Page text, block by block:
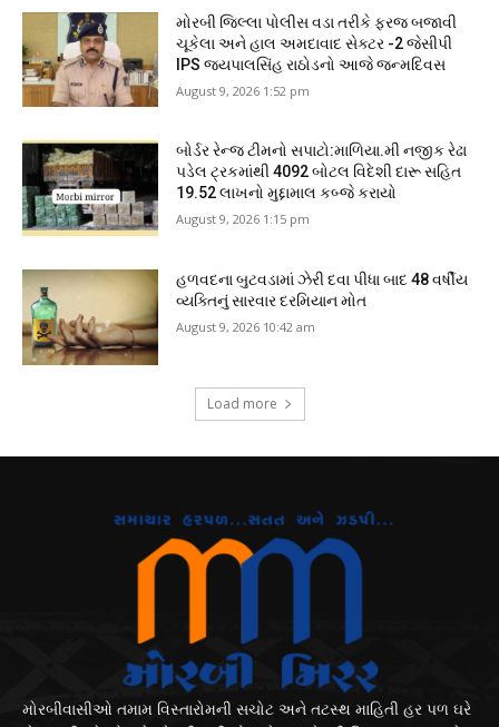
મોરબી જિલ્લા પોલીસ વડા તરીકે ફરજ બજાવી
ચૂકેલા અને હાલ અમદાવાદ સેક્ટર -2 જેસીપી
IPS જયપાલસિંહ રાઠોડનો આજે જન્મદિવસ
August 9, 2026 1:52 pm
બોર્ડર રેન્જ ટીમનો સપાટો:માળિયા.મી નજીક રેઢા
પડેલ ટ્રકમાંથી 4092 બોટલ વિદેશી દારૂ સહિત
19.52 લાખનો મુદ્દામાલ કબ્જે કરાયો
August 9, 2026 1:15 pm
હળવદના બુટવડામાં ઝેરી દવા પીધા બાદ 48 વર્ષીય
વ્યક્તિનું સારવાર દરમિયાન મોત
August 9, 2026 10:42 am
Load more
મોરબીવાસીઓ તમામ વિસ્તારોમની સચોટ અને તટસ્થ માહિતી હર પળ ઘરે